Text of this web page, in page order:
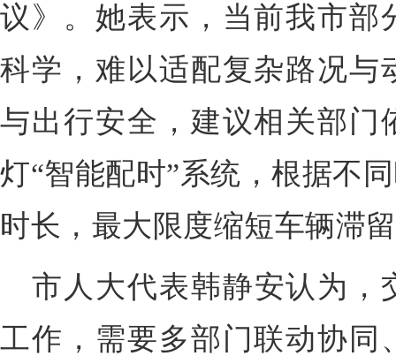
议》。她表示，当前我市部
科学，难以适配复杂路况与
与出行安全，建议相关部门
灯“智能配时”系统，根据不
时长，最大限度缩短车辆滞
市人大代表韩静安认为，
工作，需要多部门联动协同